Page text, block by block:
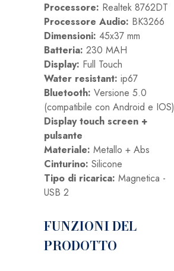
Processore: Realtek 8762DT
Processore Audio: BK3266
Dimensioni: 45x37 mm
Batteria: 230 MAH
Display: Full Touch
Water resistant: ip67
Bluetooth: Versione 5.0
(compatibile con Android e IOS)
Display touch screen +
pulsante
Materiale: Metallo + Abs
Cinturino: Silicone
Tipo di ricarica: Magnetica -
USB 2
FUNZIONI DEL
PRODOTTO